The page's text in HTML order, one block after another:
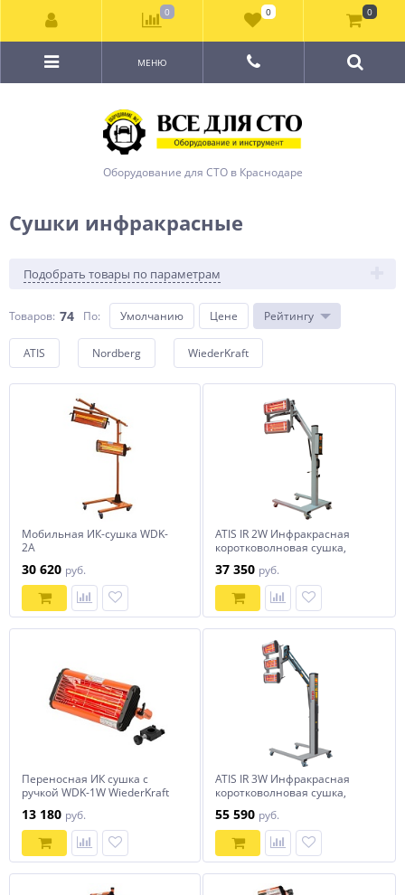
Оборудование для СТО в Краснодаре
МЕНЮ
Сушки инфракрасные
Подобрать товары по параметрам
Товаров: 74 По: Умолчанию Цене Рейтингу
ATIS Nordberg WiederKraft
Мобильная ИК-сушка WDK-
2A
30 620 руб.
ATIS IR 2W Инфракрасная
коротковолновая сушка,
37 350 руб.
Переносная ИК сушка с
ручкой WDK-1W WiederKraft
13 180 руб.
ATIS IR 3W Инфракрасная
коротковолновая сушка,
55 590 руб.
0 0 0